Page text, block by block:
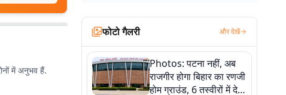
में अनुभव हैं.
फोटो गैलरी और देखें
Photos: पटना नहीं, अब
राजगीर होगा बिहार का रणजी
होम ग्राउंड, 6 तस्वीरों में देखें